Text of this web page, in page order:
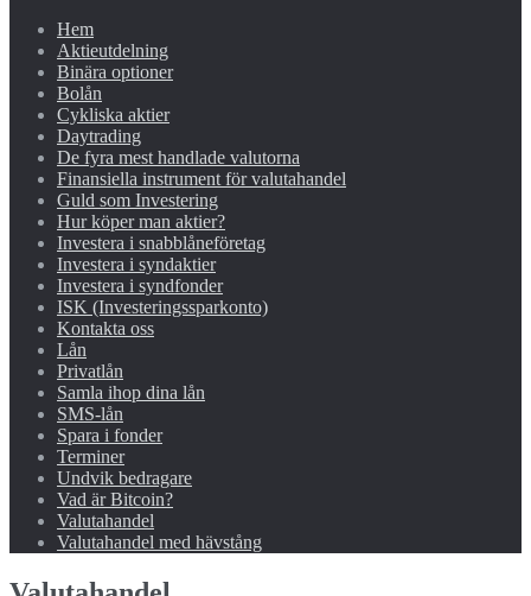
Hem
Aktieutdelning
Binära optioner
Bolån
Cykliska aktier
Daytrading
De fyra mest handlade valutorna
Finansiella instrument för valutahandel
Guld som Investering
Hur köper man aktier?
Investera i snabblåneföretag
Investera i syndaktier
Investera i syndfonder
ISK (Investeringssparkonto)
Kontakta oss
Lån
Privatlån
Samla ihop dina lån
SMS-lån
Spara i fonder
Terminer
Undvik bedragare
Vad är Bitcoin?
Valutahandel
Valutahandel med hävstång